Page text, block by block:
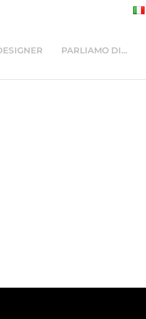
PARLIAMO DI…